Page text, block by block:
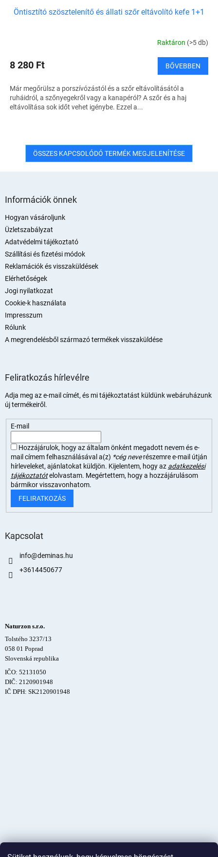
Öntisztító szösztelenítő és állati szőr eltávolító kefe 1+1
Raktáron (>5 db)
8 280 Ft BŐVEBBEN
Már megőrülsz a porszívózástól és a szőr eltávolításától a
ruháidról, a szőnyegekről vagy a kanapéról? A szőr és a haj
eltávolítása sok időt vehet igénybe. Ezzel a...
ÖSSZES KAPCSOLÓDÓ TERMÉK MEGJELENÍTÉSE
Információk önnek
Hogyan vásároljunk
Üzletszabályzat
Adatvédelmi tájékoztató
Szállítási és fizetési módok
Reklamációk és visszaküldések
Elérhetőségek
Jogi nyilatkozat
Cookie-k használata
Impresszum
Rólunk
A megrendelésből származó termékek visszaküldése
Feliratkozás hírlevélre
Adja meg az e-mail címét, és mi tájékoztatást küldünk webáruházunk
új termékeiről.
E-mail
Hozzájárulok, hogy az általam önként megadott nevem és e-
mail címem felhasználásával a(z) *cég neverészemre e-mail útján
hírleveleket, ajánlatokat küldjön. Kijelentem, hogy az adatkezelési
tájékoztatót elolvastam. Megértettem, hogy a hozzájárulásom
bármikor visszavonhatom.
FELIRATKOZÁS
Kapcsolat
info@deminas.hu
+3614450677
Naturzon s.r.o.
Tolstého 3237/13
058 01 Poprad
Slovenská republika
IČO: 52131050
DIČ: 2120901948
IČ DPH: SK2120901948